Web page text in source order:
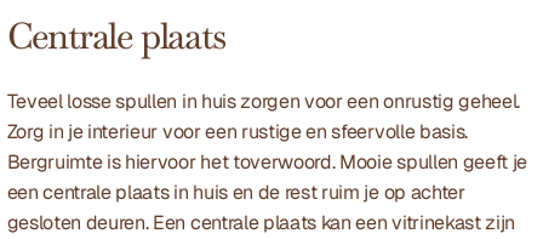
Centrale plaats
Teveel losse spullen in huis zorgen voor een onrustig geheel.
Zorg in je interieur voor een rustige en sfeervolle basis.
Bergruimte is hiervoor het toverwoord. Mooie spullen geeft je
een centrale plaats in huis en de rest ruim je op achter
gesloten deuren. Een centrale plaats kan een vitrinekast zijn